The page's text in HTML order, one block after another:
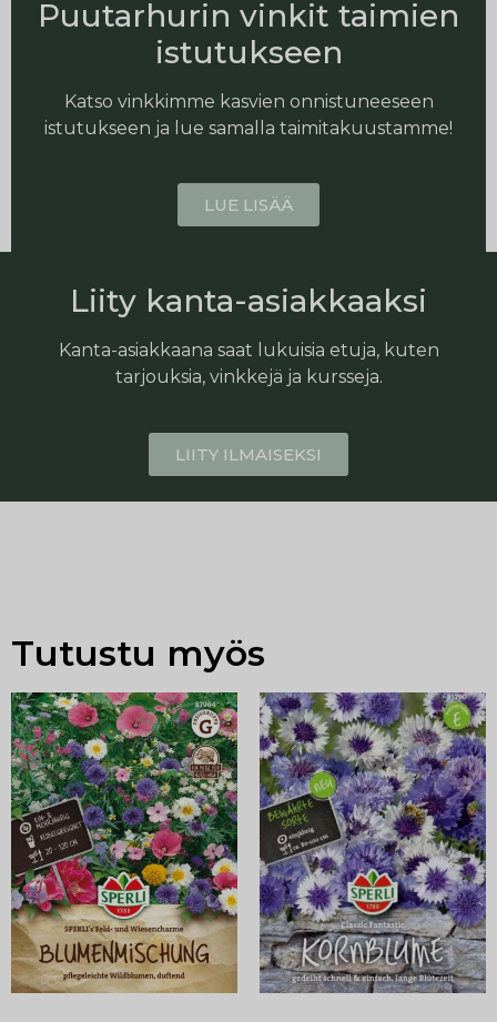
Puutarhurin vinkit taimien
istutukseen
Katso vinkkimme kasvien onnistuneeseen
istutukseen ja lue samalla taimitakuustamme!
LUE LISÄÄ
Liity kanta-asiakkaaksi
Kanta-asiakkaana saat lukuisia etuja, kuten
tarjouksia, vinkkejä ja kursseja.
LIITY ILMAISEKSI
Tutustu myös